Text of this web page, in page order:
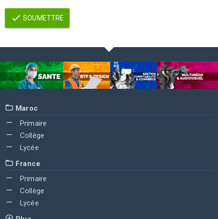
SOUMETTRE
Maroc
Primaire
Collège
Lycée
France
Primaire
Collège
Lycée